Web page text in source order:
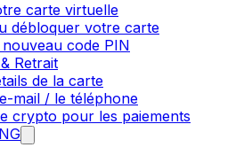
carte virtuelle
débloquer votre carte
code PIN
Retrait
de la carte
mail / le téléphone
crypto pour les paiements